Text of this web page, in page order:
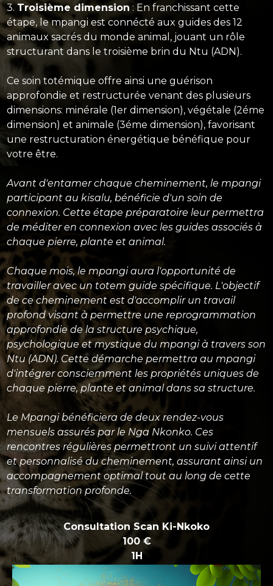
3.Troisième dimension : En franchissant cette
étape, le mpangi est connécté aux guides des 12
animaux sacrés du monde animal, jouant un rôle
structurant dans le troisième brin du Ntu (ADN).
Ce soin totémique offre ainsi une guérison
approfondie et restructurée venant des plusieurs
dimensions: minérale (1er dimension), végétale (2éme
dimension) et animale (3éme dimension), favorisant
une restructuration énergétique bénéfique pour
votre être.
Avant d'entamer chaque cheminement, le mpangi
participant au kisalu, bénéficie d'un soin de
connexion. Cette étape préparatoire leur permettra
de méditer en connexion avec les guides associés à
chaque pierre, plante et animal.
Chaque mois, le mpangi aura l'opportunité de
travailler avec un totem guide spécifique. L'objectif
de ce cheminement est d'accomplir un travail
profond visant à permettre une reprogrammation
approfondie de la structure psychique,
psychologique et mystique du mpangi à travers son
Ntu (ADN). Cette démarche permettra au mpangi
d'intégrer consciemment les propriétés uniques de
chaque pierre, plante et animal dans sa structure.
Le Mpangi bénéficiera de deux rendez-vous
mensuels assurés par le Nga Nkonko. Ces
rencontres régulières permettront un suivi attentif
et personnalisé du cheminement, assurant ainsi un
accompagnement optimal tout au long de cette
transformation profonde.
Consultation Scan Ki-Nkoko
100 €
1H